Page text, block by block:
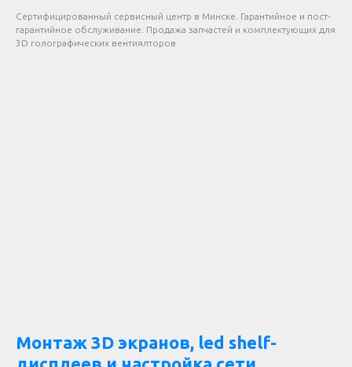
Сертифицированный сервисный центр в Минске. Гарантийное и пост-
гарантийное обслуживание. Продажа запчастей и комплектующих для
3D голографических вентиялторов
Монтаж 3D экранов, led shelf-